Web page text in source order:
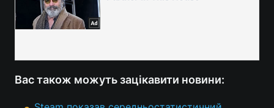
Вас також можуть зацікавити новини: